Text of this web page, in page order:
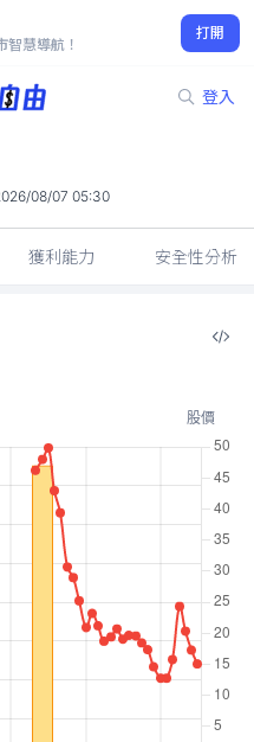
智慧導航！
打開
登入
08/07 05:30
獲利能力 安全性分析